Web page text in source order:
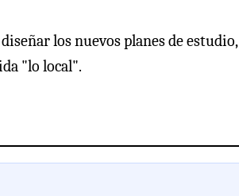
los nuevos planes de estudio,
"lo local".